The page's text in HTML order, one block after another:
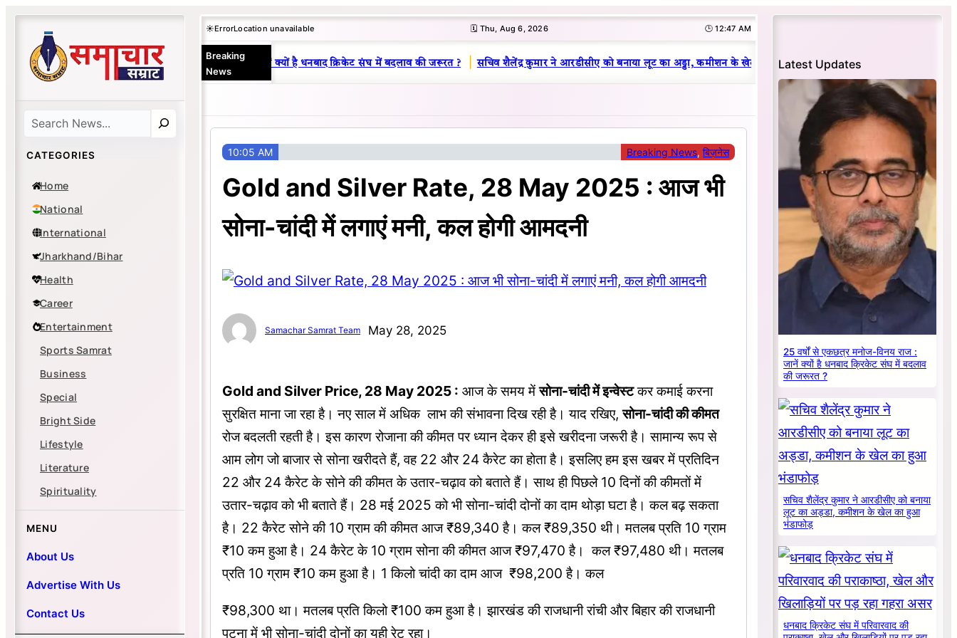
Skip
content
Search
CATEGORIES
Home
National
International
Jharkhand/Bihar
Health
Career
Entertainment
Sports Samrat
Business
Special
Bright Side
Lifestyle
Literature
Spirituality
MENU
About Us
Advertise With Us
Contact Us
☀️ErrorLocation unavailable 🗓️ Thu, Aug 6, 2026 🕒 12:47 AM
Breaking
News
25 वर्षों से एकछत्र मनोज-विनय राज : जानें क्यों है धनबाद क्रिकेट संघ में बदलाव की जरूरत ? | सचिव शैलेंद्र कुमार ने आरडीसीए को बनाया लूट का अड्डा, कमीशन के खेल का हुआ भंडाफोड़ | धनबाद क्रिकेट संघ में
10:05 AM Breaking News, बिज़नेस
Gold and Silver Rate, 28 May 2025 : आज भी
सोना-चांदी में लगाएं मनी, कल होगी आमदनी
Samachar Samrat Team May 28, 2025
Gold and Silver Price, 28 May 2025 : आज के समय मेंसोना-चांदी में इन्वेस्टकर कमाई करना
सुरक्षित माना जा रहा है। नए साल में अधिक लाभ की संभावना दिख रही है। याद रखिए,सोना-चांदी की कीमत
रोज बदलती रहती है। इस कारण रोजाना की कीमत पर ध्यान देकर ही इसे खरीदना जरूरी है। सामान्य रूप से
आम लोग जो बाजार से सोना खरीदते हैं, वह 22 और 24 कैरेट का होता है। इसलिए हम इस खबर में प्रतिदिन
22 और 24 कैरेट के सोने की कीमत के उतार-चढ़ाव को बताते हैं। साथ ही पिछले 10 दिनों की कीमतों में
उतार-चढ़ाव को भी बताते हैं। 28 मई 2025 को भी सोना-चांदी दोनों का दाम थोड़ा घटा है। कल बढ़ सकता
है। 22 कैरेट सोने की 10 ग्राम की कीमत आज ₹89,340 है। कल ₹89,350 थी। मतलब प्रति 10 ग्राम
₹10 कम हुआ है। 24 कैरेट के 10 ग्राम सोना की कीमत आज ₹97,470 है। कल ₹97,480 थी। मतलब
प्रति 10 ग्राम ₹10 कम हुआ है। 1 किलो चांदी का दाम आज ₹98,200 है। कल
₹98,300 था। मतलब प्रति किलो ₹100 कम हुआ है। झारखंड की राजधानी रांची और बिहार की राजधानी
पटना में भी सोना-चांदी दोनों का यही रेट रहा।
Latest Updates
25 वर्षों से एकछत्र मनोज-विनय राज :
जानें क्यों है धनबाद क्रिकेट संघ में बदलाव
की जरूरत ?
सचिव शैलेंद्र कुमार ने आरडीसीए को बनाया
लूट का अड्डा, कमीशन के खेल का हुआ
भंडाफोड़
धनबाद क्रिकेट संघ में परिवारवाद की